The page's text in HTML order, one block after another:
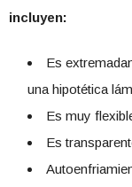
incluyen:
Es
una hipotética
Es muy
Es